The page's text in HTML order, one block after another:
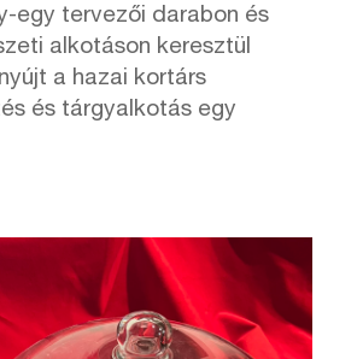
egy tervezői darabon és
alkotáson keresztül
a hazai kortárs
és tárgyalkotás egy